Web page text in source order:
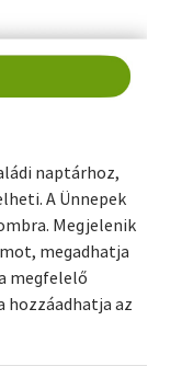
naptárhoz,
A Ünnepek
Megjelenik
megadhatja
megfelelő
hozzáadhatja az